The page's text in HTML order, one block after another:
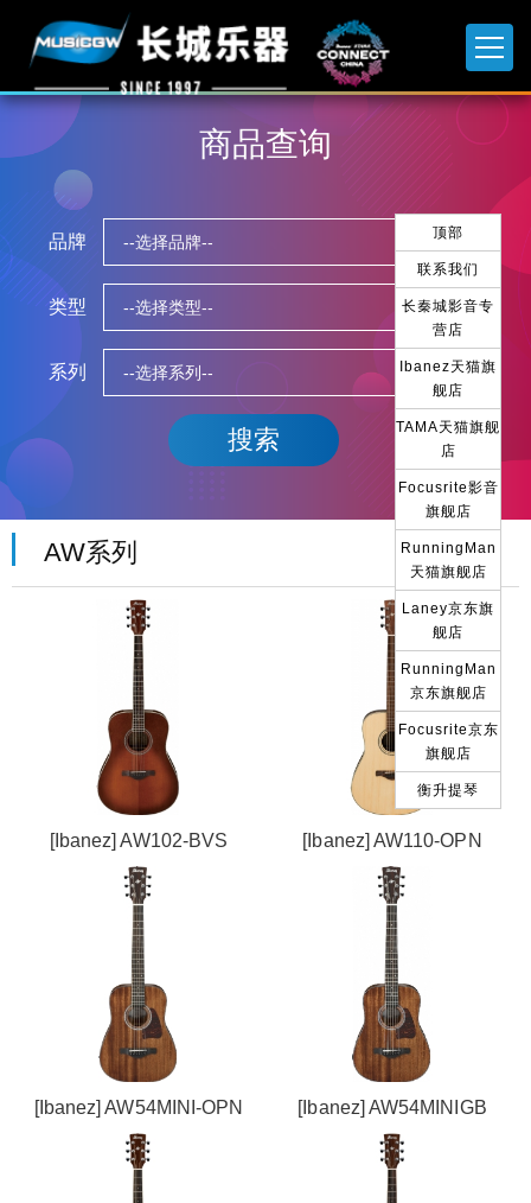
商品查询
品牌
类型
系列
AW系列
[Ibanez] AW102-BVS [Ibanez] AW110-OPN
[Ibanez] AW54MINI-OPN [Ibanez] AW54MINIGB
顶部
联系我们
长秦城影音专
营店
Ibanez天猫旗
舰店
TAMA天猫旗舰
店
Focusrite影音
旗舰店
RunningMan
天猫旗舰店
Laney京东旗
舰店
RunningMan
京东旗舰店
Focusrite京东
旗舰店
衡升提琴